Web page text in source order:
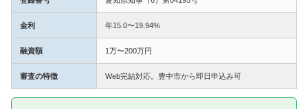
金利 年15.0〜19.94%
融資額 1万〜200万円
審査の特徴 Web完結対応。豊中市から即日申込み可